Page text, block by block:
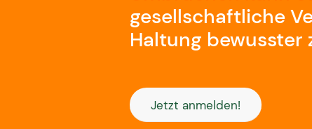
gesellschaftliche
Haltung bewusster
Jetzt anmelden!